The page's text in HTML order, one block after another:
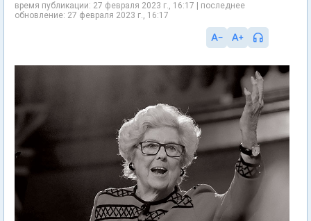
время публикации: 27 февраля 2023 г., 16:17 | последнее
обновление: 27 февраля 2023 г., 16:17